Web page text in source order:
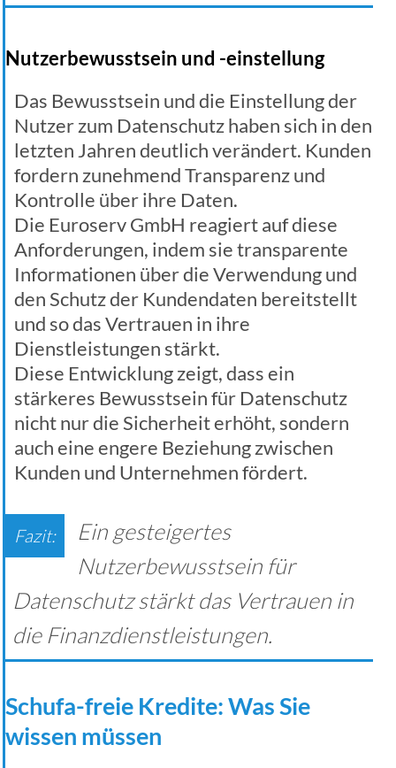
Nutzerbewusstsein und -einstellung
Das Bewusstsein und die Einstellung der
Nutzer zum Datenschutz haben sich in den
letzten Jahren deutlich verändert. Kunden
fordern zunehmend Transparenz und
Kontrolle über ihre Daten.
Die Euroserv GmbH reagiert auf diese
Anforderungen, indem sie transparente
Informationen über die Verwendung und
den Schutz der Kundendaten bereitstellt
und so das Vertrauen in ihre
Dienstleistungen stärkt.
Diese Entwicklung zeigt, dass ein
stärkeres Bewusstsein für Datenschutz
nicht nur die Sicherheit erhöht, sondern
auch eine engere Beziehung zwischen
Kunden und Unternehmen fördert.
Ein gesteigertes
Nutzerbewusstsein für
Datenschutz stärkt das Vertrauen in
die Finanzdienstleistungen.
Schufa-freie Kredite: Was Sie
wissen müssen